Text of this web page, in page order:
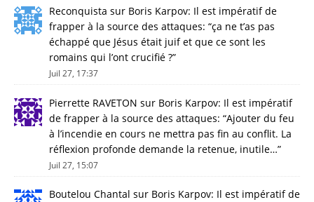
Reconquista sur Boris Karpov: Il est impératif de
frapper à la source des attaques: “ça ne t’as pas
échappé que Jésus était juif et que ce sont les
romains qui l’ont crucifié ?”
Juil 27, 17:37
Pierrette RAVETON sur Boris Karpov: Il est impératif
de frapper à la source des attaques: “Ajouter du feu
à l’incendie en cours ne mettra pas fin au conflit. La
réflexion profonde demande la retenue, inutile…”
Juil 27, 15:07
Boutelou Chantal sur Boris Karpov: Il est impératif de